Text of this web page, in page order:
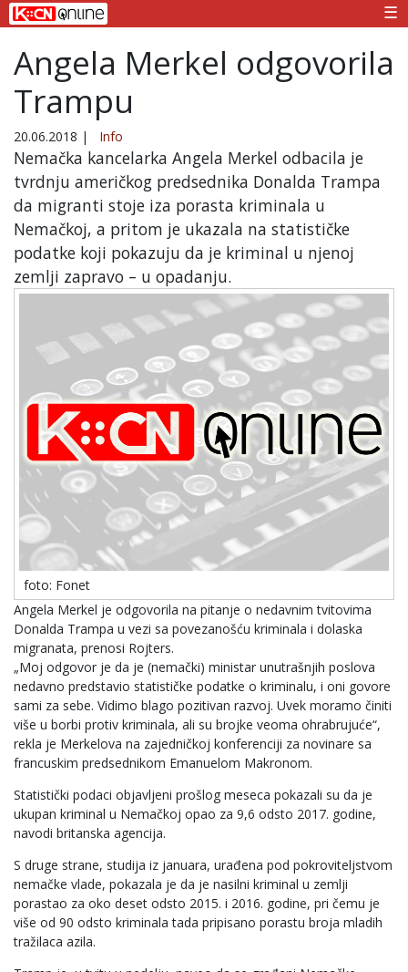
☰
Angela Merkel odgovorila
Trampu
20.06.2018 | Info
Nemačka kancelarka Angela Merkel odbacila je
tvrdnju američkog predsednika Donalda Trampa
da migranti stoje iza porasta kriminala u
Nemačkoj, a pritom je ukazala na statističke
podatke koji pokazuju da je kriminal u njenoj
zemlji zapravo – u opadanju.
foto: Fonet
Angela Merkel je odgovorila na pitanje o nedavnim tvitovima
Donalda Trampa u vezi sa povezanošću kriminala i dolaska
migranata, prenosi Rojters.
„Moj odgovor je da je (nemački) ministar unutrašnjih poslova
nedavno predstavio statističke podatke o kriminalu, i oni govore
sami za sebe. Vidimo blago pozitivan razvoj. Uvek moramo činiti
više u borbi protiv kriminala, ali su brojke veoma ohrabrujuće“,
rekla je Merkelova na zajedničkoj konferenciji za novinare sa
francuskim predsednikom Emanuelom Makronom.
Statistički podaci objavljeni prošlog meseca pokazali su da je
ukupan kriminal u Nemačkoj opao za 9,6 odsto 2017. godine,
navodi britanska agencija.
S druge strane, studija iz januara, urađena pod pokroviteljstvom
nemačke vlade, pokazala je da je nasilni kriminal u zemlji
porastao za oko deset odsto 2015. i 2016. godine, pri čemu je
više od 90 odsto kriminala tada pripisano porastu broja mladih
tražilaca azila.